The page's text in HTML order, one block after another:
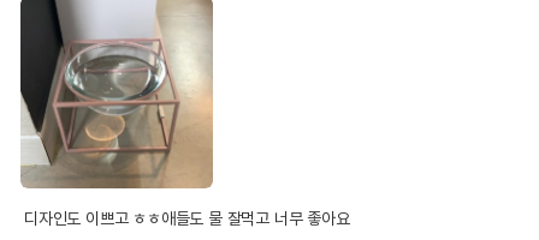
디자인도 이쁘고 ㅎㅎ애들도 물 잘먹고 너무 좋아요